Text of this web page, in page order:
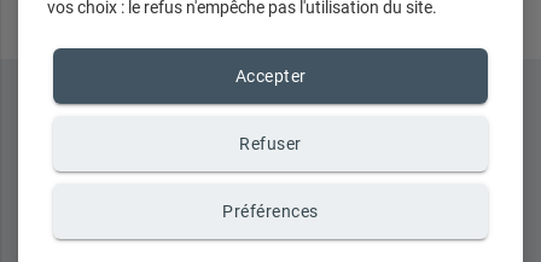
vos choix : le refus n'empêche pas l'utilisation du site.
Accepter
Refuser
Préférences